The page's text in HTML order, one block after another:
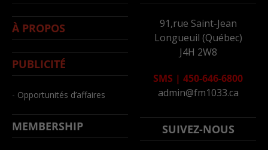
À PROPOS
PUBLICITÉ
- Opportunités d’affaires
MEMBERSHIP
91,rue Saint-Jean
Longueuil (Québec)
J4H 2W8
SMS | 450-646-6800
admin@fm1033.ca
SUIVEZ-NOUS